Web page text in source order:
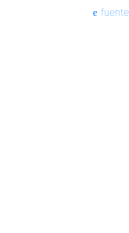
fuente